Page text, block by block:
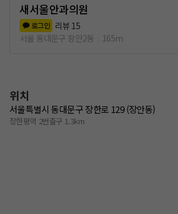
새서울안과의원
로그인 리뷰 15
서울 동대문구 장안2동
165m
위치
서울특별시 동대문구 장한로 129 (장안동)
장한평역 2번출구 1.3km